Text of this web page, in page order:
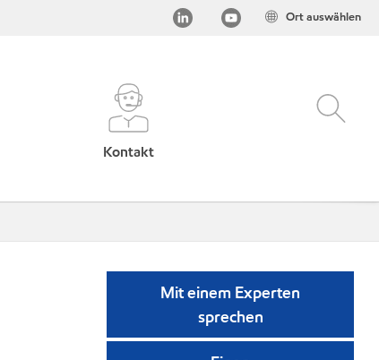
Ort auswählen
Kontakt
Mit einem Experten
sprechen